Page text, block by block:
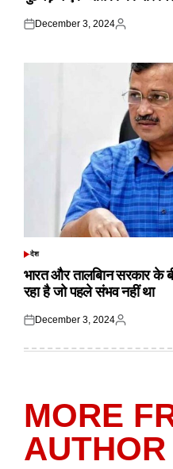
Posted
December 3, 2024
Posted
POSTED
देश
भारत और तालबिान सरकार के
रहा है जो पहले संभव नहीं था
Posted
December 3, 2024
Posted
MORE
AUTHOR